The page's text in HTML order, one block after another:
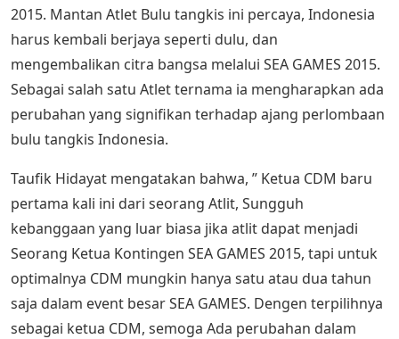
2015. Mantan Atlet Bulu tangkis ini percaya, Indonesia
harus kembali berjaya seperti dulu, dan
mengembalikan citra bangsa melalui SEA GAMES 2015.
Sebagai salah satu Atlet ternama ia mengharapkan ada
perubahan yang signifikan terhadap ajang perlombaan
bulu tangkis Indonesia.
Taufik Hidayat mengatakan bahwa, ” Ketua CDM baru
pertama kali ini dari seorang Atlit, Sungguh
kebanggaan yang luar biasa jika atlit dapat menjadi
Seorang Ketua Kontingen SEA GAMES 2015, tapi untuk
optimalnya CDM mungkin hanya satu atau dua tahun
saja dalam event besar SEA GAMES. Dengen terpilihnya
sebagai ketua CDM, semoga Ada perubahan dalam